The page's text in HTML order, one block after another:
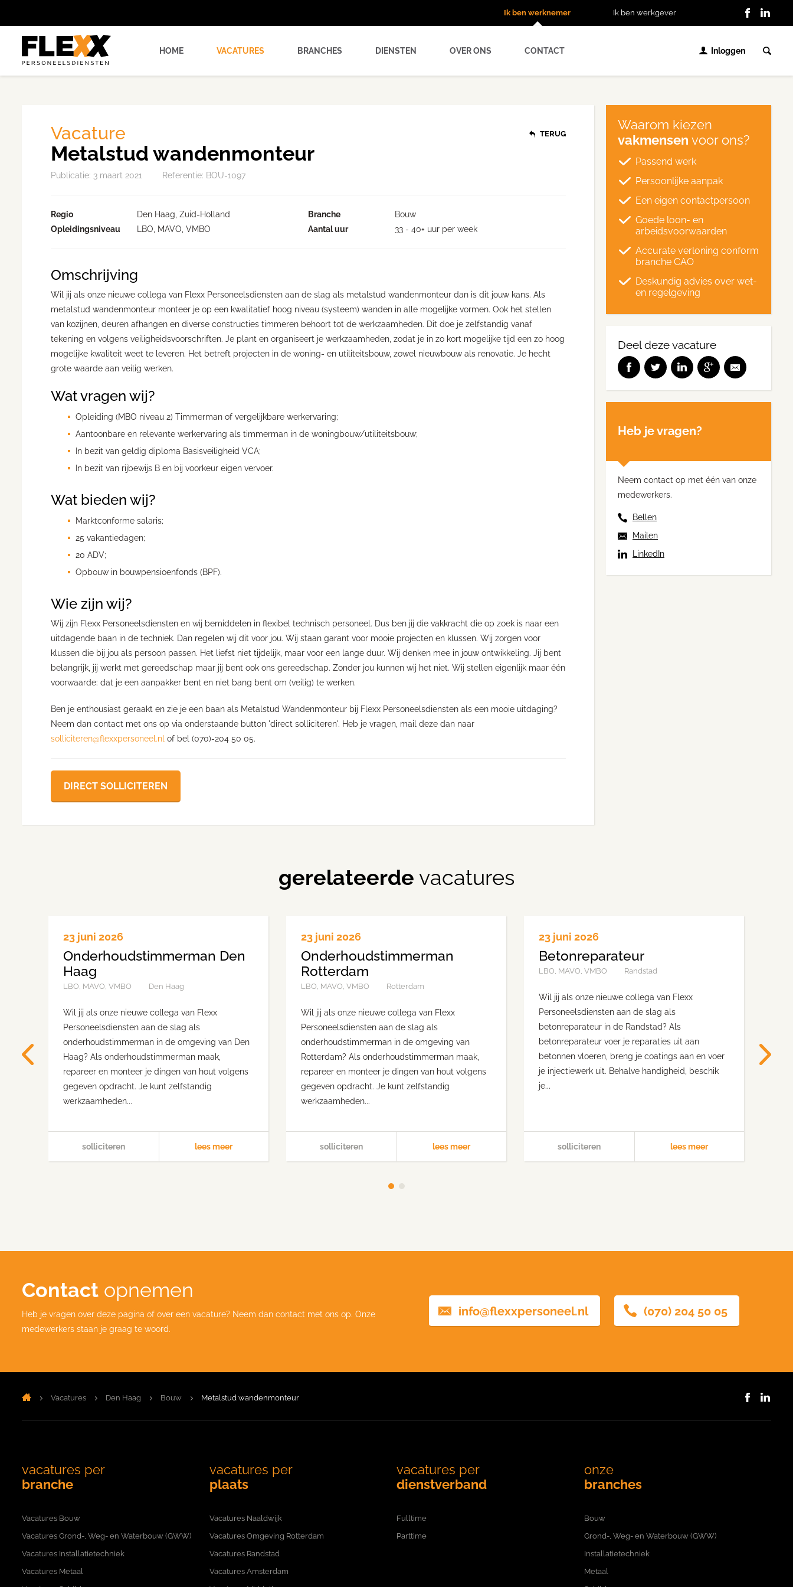
Ik ben werknemer Ik ben werkgever
HOME VACATURES BRANCHES DIENSTEN OVER ONS CONTACT Inloggen
TERUG
Vacature
Metalstud wandenmonteur
Publicatie: 3 maart 2021 Referentie: BOU-1097
Regio
Den Haag, Zuid-Holland
Opleidingsniveau
LBO, MAVO, VMBO
Branche
Bouw
Aantal uur
33 - 40+ uur per week
Omschrijving
Wil jij als onze nieuwe collega van Flexx Personeelsdiensten aan de slag als metalstud wandenmonteur dan is dit jouw kans. Als
metalstud wandenmonteur monteer je op een kwalitatief hoog niveau (systeem) wanden in alle mogelijke vormen. Ook het stellen
van kozijnen, deuren afhangen en diverse constructies timmeren behoort tot de werkzaamheden. Dit doe je zelfstandig vanaf
tekening en volgens veiligheidsvoorschriften. Je plant en organiseert je werkzaamheden, zodat je in zo kort mogelijke tijd een zo hoog
mogelijke kwaliteit weet te leveren. Het betreft projecten in de woning- en utiliteitsbouw, zowel nieuwbouw als renovatie. Je hecht
grote waarde aan veilig werken.
Wat vragen wij?
Opleiding (MBO niveau 2) Timmerman of vergelijkbare werkervaring;
Aantoonbare en relevante werkervaring als timmerman in de woningbouw/utiliteitsbouw;
In bezit van geldig diploma Basisveiligheid VCA;
In bezit van rijbewijs B en bij voorkeur eigen vervoer.
Wat bieden wij?
Marktconforme salaris;
25 vakantiedagen;
20 ADV;
Opbouw in bouwpensioenfonds (BPF).
Wie zijn wij?
Wij zijn Flexx Personeelsdiensten en wij bemiddelen in flexibel technisch personeel. Dus ben jij die vakkracht die op zoek is naar een
uitdagende baan in de techniek. Dan regelen wij dit voor jou. Wij staan garant voor mooie projecten en klussen. Wij zorgen voor
klussen die bij jou als persoon passen. Het liefst niet tijdelijk, maar voor een lange duur. Wij denken mee in jouw ontwikkeling. Jij bent
belangrijk, jij werkt met gereedschap maar jij bent ook ons gereedschap. Zonder jou kunnen wij het niet. Wij stellen eigenlijk maar één
voorwaarde: dat je een aanpakker bent en niet bang bent om (veilig) te werken.
Ben je enthousiast geraakt en zie je een baan als Metalstud Wandenmonteur bij Flexx Personeelsdiensten als een mooie uitdaging?
Neem dan contact met ons op via onderstaande button 'direct solliciteren'. Heb je vragen, mail deze dan naar
solliciteren@flexxpersoneel.nl of bel (070)-204 50 05.
DIRECT SOLLICITEREN
Waarom kiezen
vakmensen voor ons?
Passend werk
Persoonlijke aanpak
Een eigen contactpersoon
Goede loon- en
arbeidsvoorwaarden
Accurate verloning conform
branche CAO
Deskundig advies over wet-
en regelgeving
Deel deze vacature
Heb je vragen?
Neem contact op met één van onze
medewerkers.
Bellen
Mailen
LinkedIn
gerelateerde vacatures
23 juni 2026
Onderhoudstimmerman Den
Haag
LBO, MAVO, VMBO Den Haag
Wil jij als onze nieuwe collega van Flexx
Personeelsdiensten aan de slag als
onderhoudstimmerman in de omgeving van Den
Haag? Als onderhoudstimmerman maak,
repareer en monteer je dingen van hout volgens
gegeven opdracht. Je kunt zelfstandig
werkzaamheden...
solliciteren lees meer
23 juni 2026
Onderhoudstimmerman
Rotterdam
LBO, MAVO, VMBO Rotterdam
Wil jij als onze nieuwe collega van Flexx
Personeelsdiensten aan de slag als
onderhoudstimmerman in de omgeving van
Rotterdam? Als onderhoudstimmerman maak,
repareer en monteer je dingen van hout volgens
gegeven opdracht. Je kunt zelfstandig
werkzaamheden...
solliciteren lees meer
23 juni 2026
Betonreparateur
LBO, MAVO, VMBO Randstad
Wil jij als onze nieuwe collega van Flexx
Personeelsdiensten aan de slag als
betonreparateur in de Randstad? Als
betonreparateur voer je reparaties uit aan
betonnen vloeren, breng je coatings aan en voer
je injectiewerk uit. Behalve handigheid, beschik
je...
solliciteren lees meer
Contact opnemen
Heb je vragen over deze pagina of over een vacature? Neem dan contact met ons op. Onze
medewerkers staan je graag te woord.
info@flexxpersoneel.nl (070) 204 50 05
Vacatures Den Haag Bouw Metalstud wandenmonteur
vacatures per
branche
Vacatures Bouw
Vacatures Grond-, Weg- en Waterbouw (GWW)
Vacatures Installatietechniek
Vacatures Metaal
vacatures per
plaats
Vacatures Naaldwijk
Vacatures Omgeving Rotterdam
Vacatures Randstad
Vacatures Amsterdam
vacatures per
dienstverband
Fulltime
Parttime
onze
branches
Bouw
Grond-, Weg- en Waterbouw (GWW)
Installatietechniek
Metaal